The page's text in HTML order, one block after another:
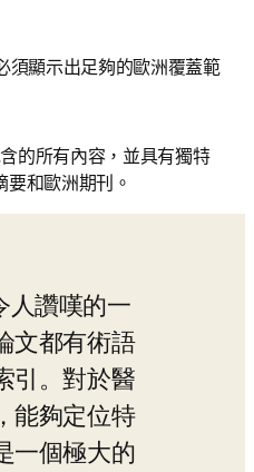
須顯示出足夠的歐洲覆蓋範
的所有內容，並具有獨特
和歐洲期刊。
人讚嘆的一
文都有術語
引。對於醫
能夠定位特
一個極大的